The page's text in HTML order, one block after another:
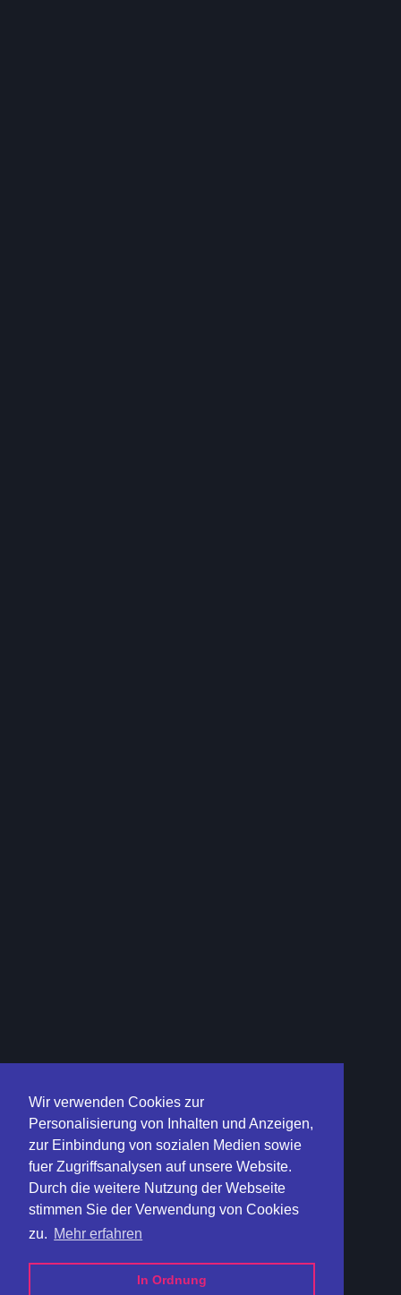
Wir verwenden Cookies zur
Personalisierung von Inhalten und Anzeigen,
zur Einbindung von sozialen Medien sowie
fuer Zugriffsanalysen auf unsere Website.
Durch die weitere Nutzung der Webseite
stimmen Sie der Verwendung von Cookies
zu. Mehr erfahren
In Ordnung